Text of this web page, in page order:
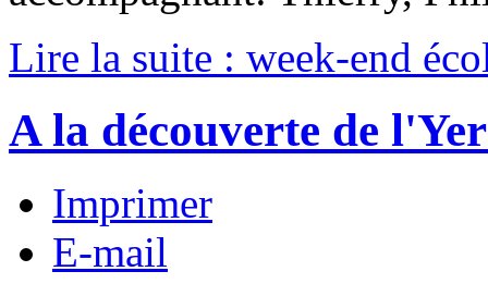
Lire la suite : week-end
A la découverte de
Imprimer
E-mail